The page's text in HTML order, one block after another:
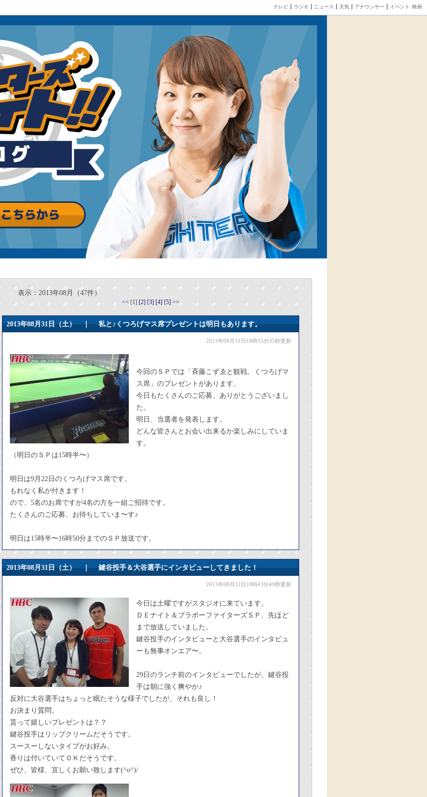
テレビ ラジオ ニュース 天気 アナウンサー イベント･映画
表示：2013年08月（47件）
<< [1] [2] [3] [4] [5] >>
2013年08月31日（土） ｜私と♪くつろげマス席プレゼントは明日もあります。
2013年08月31日18時55分35秒更新
今回のＳＰでは「斉藤こずゑと観戦、くつろげマ
ス席」のプレゼントがあります。
今日もたくさんのご応募、ありがとうございまし
た。
明日、当選者を発表します。
どんな皆さんとお会い出来るか楽しみにしていま
す。
（明日のＳＰは15時半〜）
明日は9月22日のくつろげマス席です。
もれなく私が付きます！
ので、5名のお席ですが4名の方を一組ご招待です。
たくさんのご応募、お待ちしていま〜す♪
明日は15時半〜16時50分までのＳＰ放送です。
2013年08月31日（土） ｜鍵谷投手＆大谷選手にインタビューしてきました！
2013年08月31日18時43分49秒更新
今日は土曜ですがスタジオに来ています。
ＤＥナイト＆ブラボーファイターズＳＰ、先ほど
まで放送していました。
鍵谷投手のインタビューと大谷選手のインタビュ
ーも無事オンエア〜。
29日のランチ前のインタビューでしたが、鍵谷投
手は朝に強く爽やか♪
反対に大谷選手はちょっと眠たそうな様子でしたが、それも良し！
お決まり質問。
貰って嬉しいプレゼントは？？
鍵谷投手はリップクリームだそうです。
スースーしないタイプがお好み。
香りは付いていてＯＫだそうです。
ぜひ、皆様、宜しくお願い致します(^o^)/